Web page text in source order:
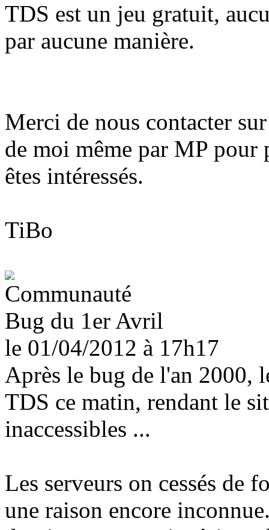
TDS est un jeu gratuit,
par aucune manière.
Merci de nous contacter
de moi même par MP pour
êtes intéressés.
TiBo
Bug du 1er Avril
le 01/04/2012 à 17h17
Après le bug de l'an 2000,
TDS ce matin, rendant le
inaccessibles ...
Les serveurs on cessés de
une raison encore